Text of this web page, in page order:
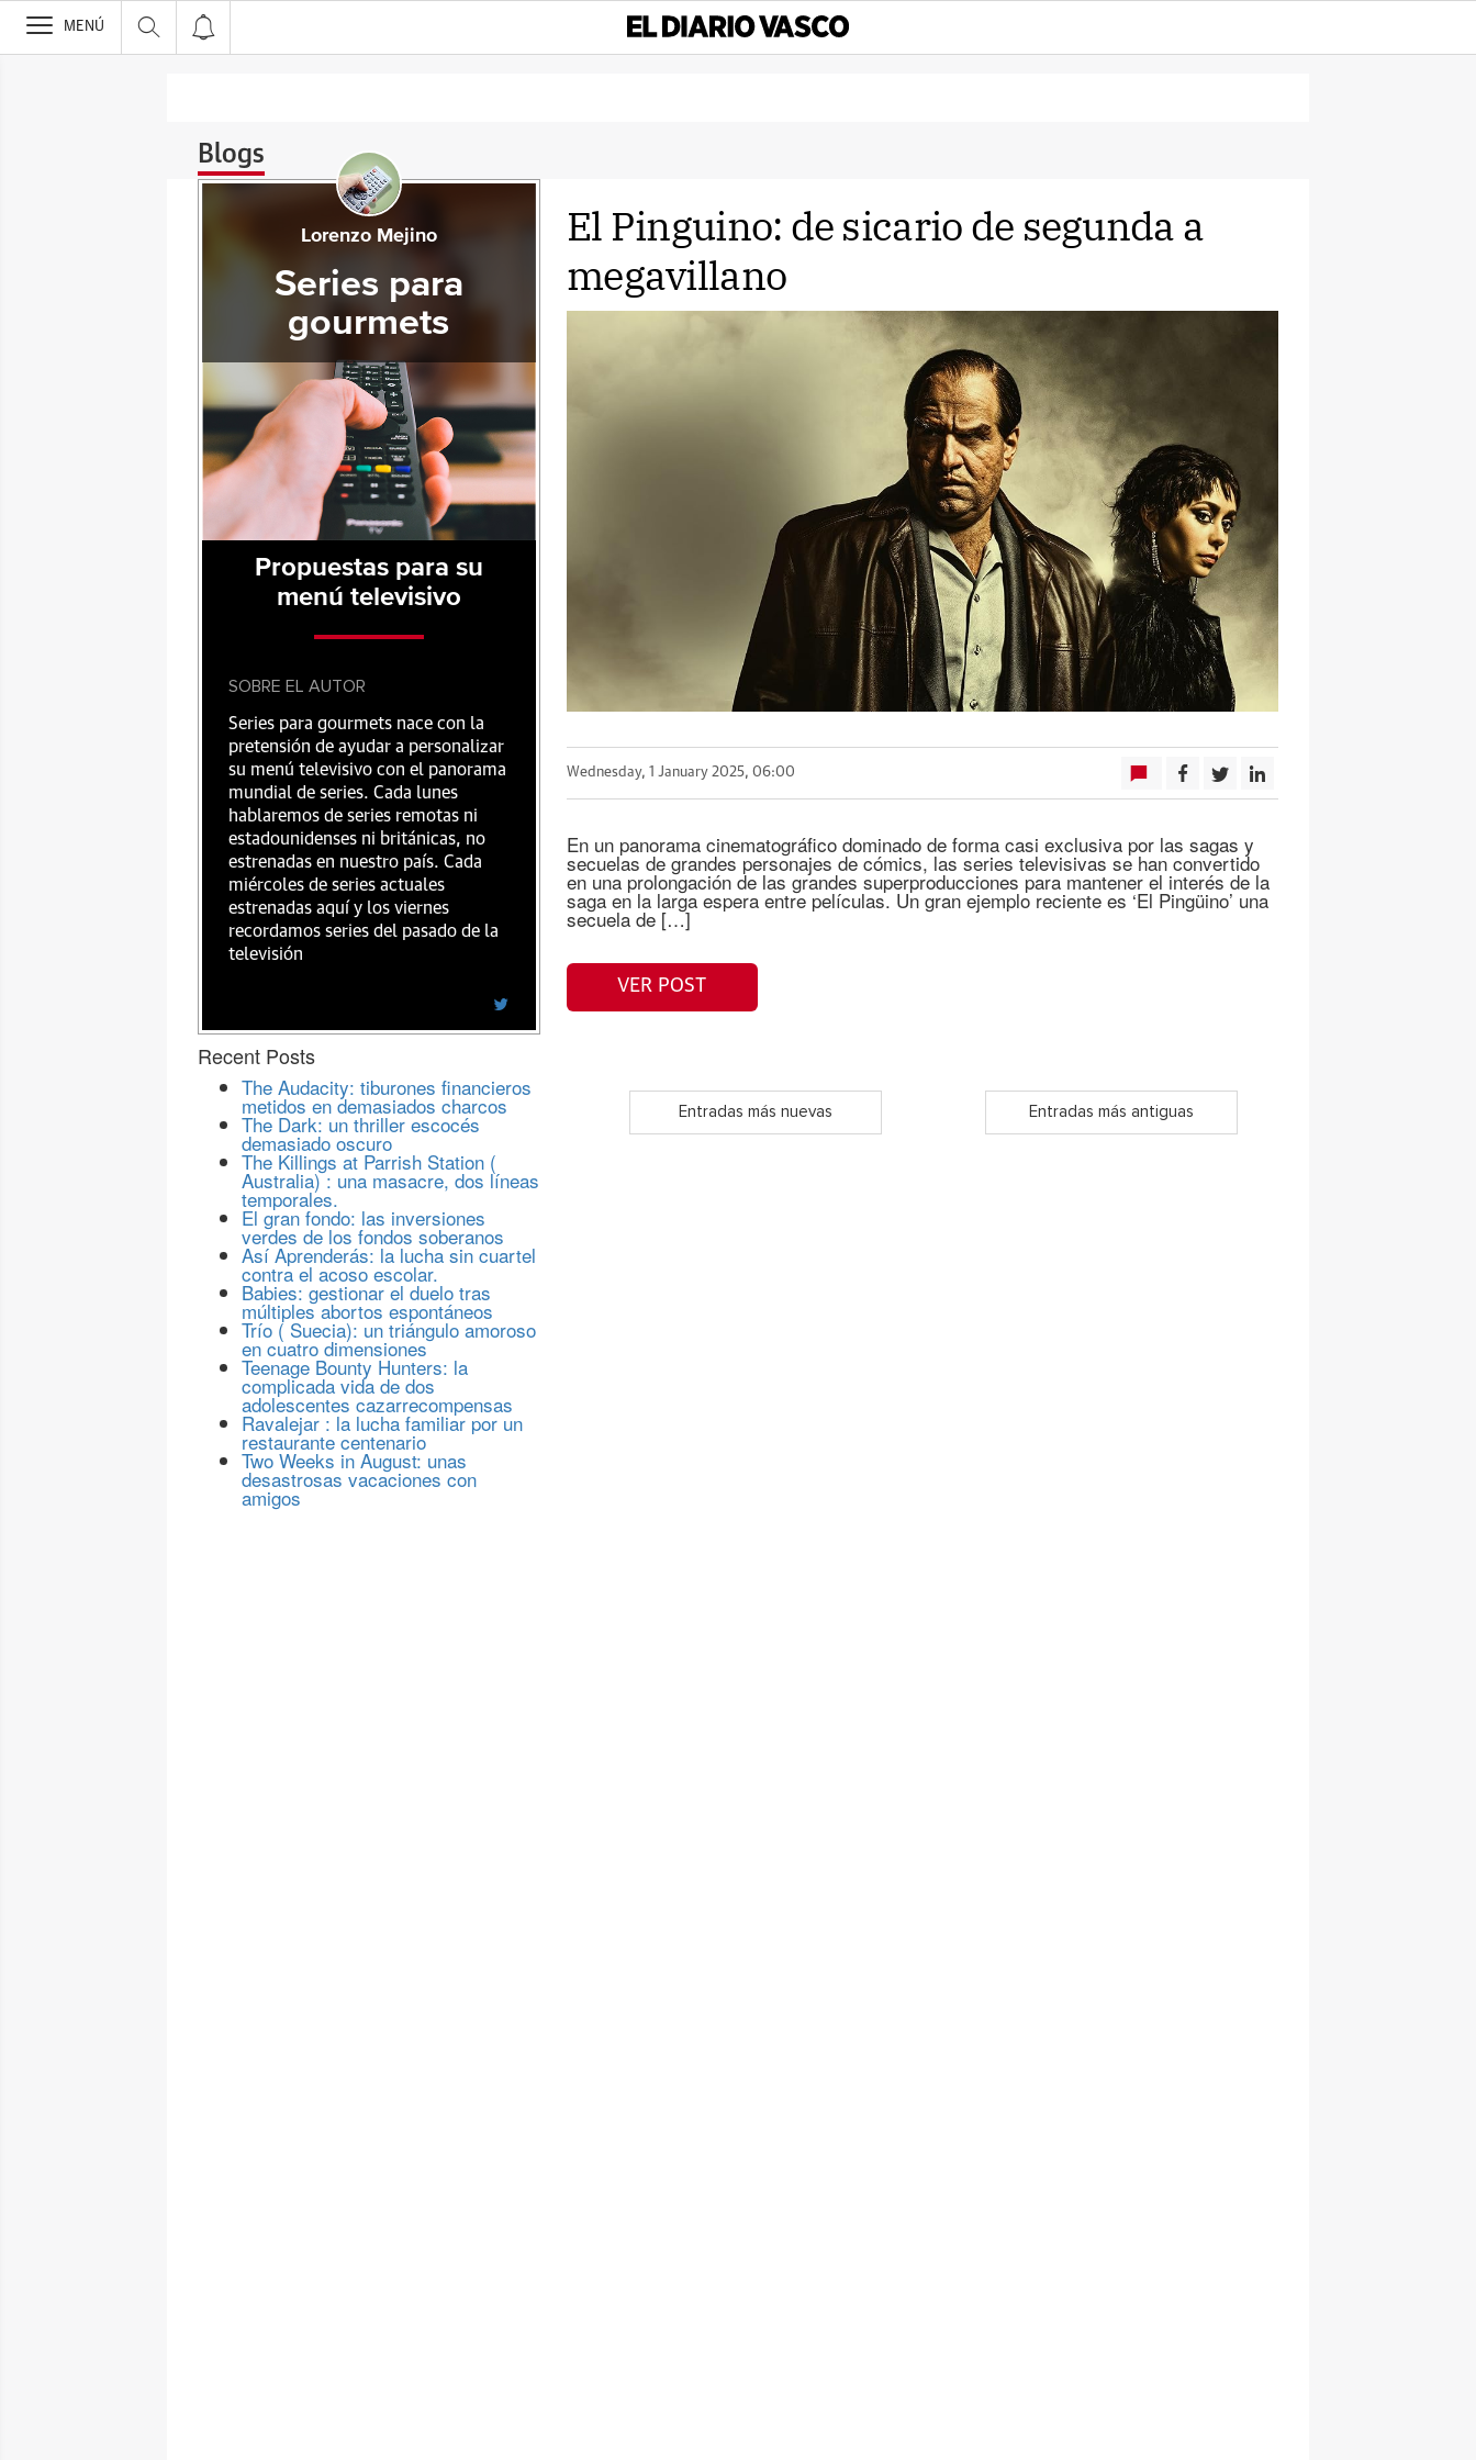
>
MENÚ
Blogs
El Pinguino: de sicario de segunda a
megavillano
Wednesday, 1 January 2025, 06:00
En un panorama cinematográfico dominado de forma casi exclusiva por las sagas y
secuelas de grandes personajes de cómics, las series televisivas se han convertido
en una prolongación de las grandes superproducciones para mantener el interés de la
saga en la larga espera entre películas. Un gran ejemplo reciente es ‘El Pingüino’ una
secuela de […]
VER POST
Entradas más nuevas Entradas más antiguas
Lorenzo Mejino
Series para
gourmets
Propuestas para su
menú televisivo
SOBRE EL AUTOR
Series para gourmets nace con la
pretensión de ayudar a personalizar
su menú televisivo con el panorama
mundial de series. Cada lunes
hablaremos de series remotas ni
estadounidenses ni británicas, no
estrenadas en nuestro país. Cada
miércoles de series actuales
estrenadas aquí y los viernes
recordamos series del pasado de la
televisión
Recent Posts
The Audacity: tiburones financieros
metidos en demasiados charcos
The Dark: un thriller escocés
demasiado oscuro
The Killings at Parrish Station (
Australia) : una masacre, dos líneas
temporales.
El gran fondo: las inversiones
verdes de los fondos soberanos
Así Aprenderás: la lucha sin cuartel
contra el acoso escolar.
Babies: gestionar el duelo tras
múltiples abortos espontáneos
Trío ( Suecia): un triángulo amoroso
en cuatro dimensiones
Teenage Bounty Hunters: la
complicada vida de dos
adolescentes cazarrecompensas
Ravalejar : la lucha familiar por un
restaurante centenario
Two Weeks in August: unas
desastrosas vacaciones con
amigos